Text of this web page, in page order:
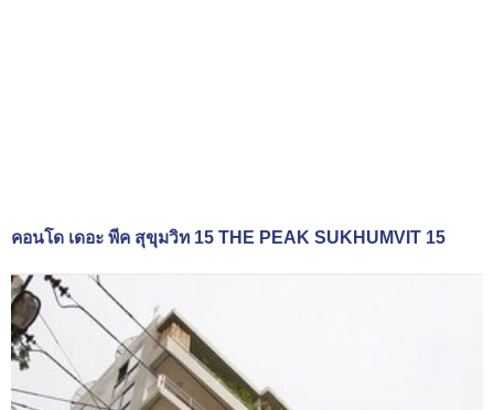
คอนโด เดอะ พีค สุขุมวิท 15 THE PEAK SUKHUMVIT 15